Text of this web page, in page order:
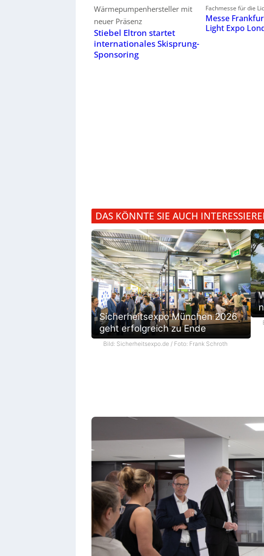
Wärmepumpenhersteller mit
neuer Präsenz
Stiebel Eltron startet
internationales Skisprung-
Sponsoring
Fachmesse für die
Messe
Light Expo
DAS KÖNNTE SIE AUCH
Sicherheitsexpo München 2026
geht erfolgreich zu Ende
Bild: Sicherheitsexpo.de / Foto: Frank Schroth